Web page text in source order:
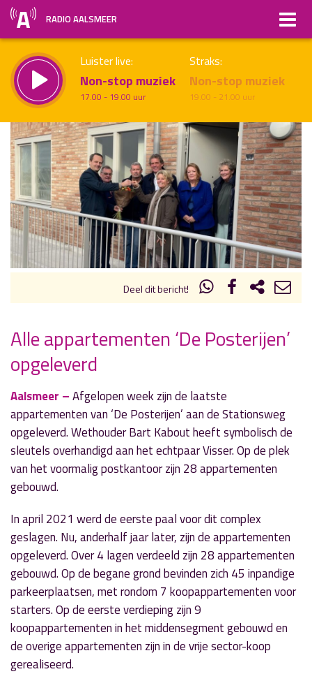
RADIO AALSMEER
Luister live:
Non-stop muziek
17.00 - 19.00 uur
Straks:
Non-stop muziek
19.00 - 21.00 uur
Vorig uur uur 1 van x Volgend uur
Inklappen
Deel dit bericht!
« Vorig nieuwsbericht
Geen sloepensteiger vanwege scheefstand
watertoren
6 december 2022
» Volgend nieuwsbericht
Gezellige wintermarkt Aalsmeer Centrum
6 december 2022
Alle appartementen ‘De Posterijen’
opgeleverd
Aalsmeer –Afgelopen week zijn de laatste
appartementen van ‘De Posterijen’ aan de Stationsweg
opgeleverd. Wethouder Bart Kabout heeft symbolisch de
sleutels overhandigd aan het echtpaar Visser. Op de plek
van het voormalig postkantoor zijn 28 appartementen
gebouwd.
In april 2021 werd de eerste paal voor dit complex
geslagen. Nu, anderhalf jaar later, zijn de appartementen
opgeleverd. Over 4 lagen verdeeld zijn 28 appartementen
gebouwd. Op de begane grond bevinden zich 45 inpandige
parkeerplaatsen, met rondom 7 koopappartementen voor
starters. Op de eerste verdieping zijn 9
koopappartementen in het middensegment gebouwd en
de overige appartementen zijn in de vrije sector-koop
gerealiseerd.